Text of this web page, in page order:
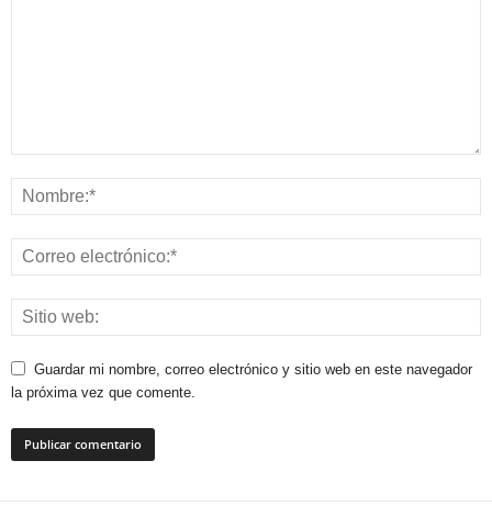
Guardar mi nombre, correo electrónico y sitio web en este navegador
la próxima vez que comente.